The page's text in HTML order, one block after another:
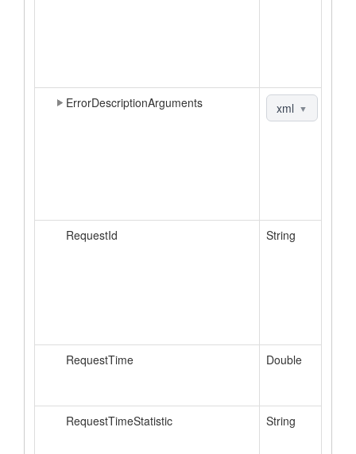
ErrorDescriptionArguments xml ▼
RequestId String
RequestTime Double
RequestTimeStatistic String